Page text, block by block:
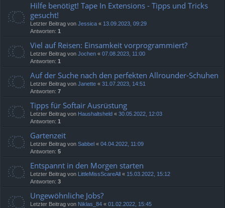
Hilfe benötigt! Tape In Extensions - Tipps und Tricks
gesucht!
Letzter Beitrag von Jessica « 13.09.2023, 09:29
Antworten: 1
Viel auf Reisen: Einsamkeit vorprogrammiert?
Letzter Beitrag von Jochen « 07.08.2023, 11:00
Antworten: 1
Auf der Suche nach den perfekten Allrounder-Schuhen
Letzter Beitrag von Janette « 31.07.2023, 14:51
Antworten: 7
Tipps für Softair Ausrüstung
Letzter Beitrag von Haushaltsheld « 30.05.2022, 12:03
Antworten: 1
Gartenzeit
Letzter Beitrag von Sabbel « 04.04.2022, 11:09
Antworten: 5
Entspannt in den Morgen starten
Letzter Beitrag von LittleMissScareAll « 15.03.2022, 15:12
Antworten: 3
Ungewöhnliche Jobs?
Letzter Beitrag von Niklas_84 « 01.02.2022, 15:45